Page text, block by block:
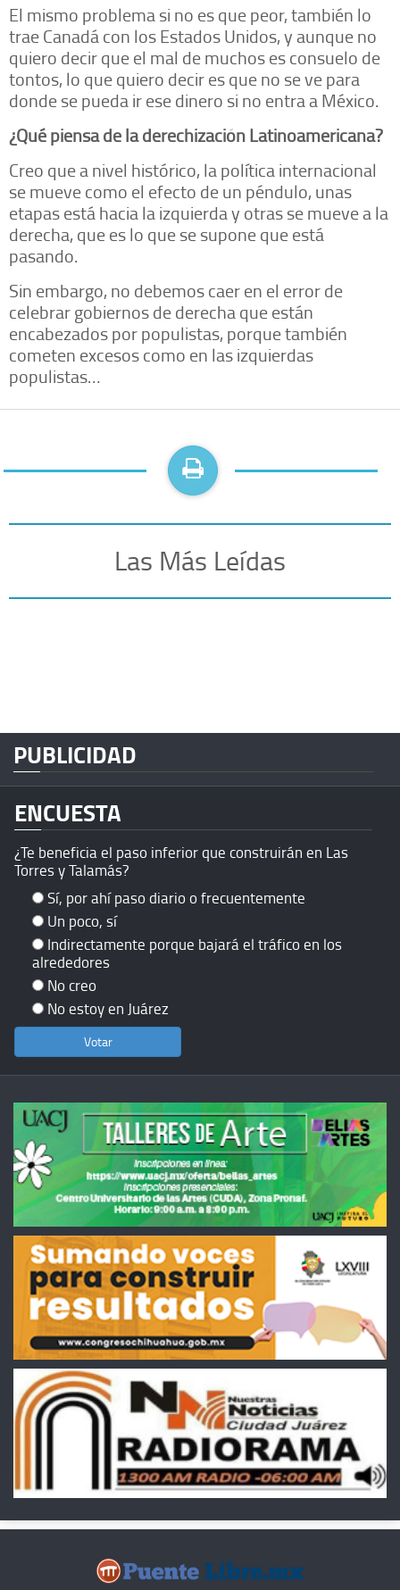
El mismo problema si no es que peor, también lo
trae Canadá con los Estados Unidos, y aunque no
quiero decir que el mal de muchos es consuelo de
tontos, lo que quiero decir es que no se ve para
donde se pueda ir ese dinero si no entra a México.
¿Qué piensa de la derechización Latinoamericana?
Creo que a nivel histórico, la política internacional
se mueve como el efecto de un péndulo, unas
etapas está hacia la izquierda y otras se mueve a la
derecha, que es lo que se supone que está
pasando.
Sin embargo, no debemos caer en el error de
celebrar gobiernos de derecha que están
encabezados por populistas, porque también
cometen excesos como en las izquierdas
populistas…
Las Más Leídas
PUBLICIDAD
ENCUESTA
¿Te beneficia el paso inferior que construirán en Las
Torres y Talamás?
Sí, por ahí paso diario o frecuentemente
Un poco, sí
Indirectamente porque bajará el tráfico en los
alrededores
No creo
No estoy en Juárez